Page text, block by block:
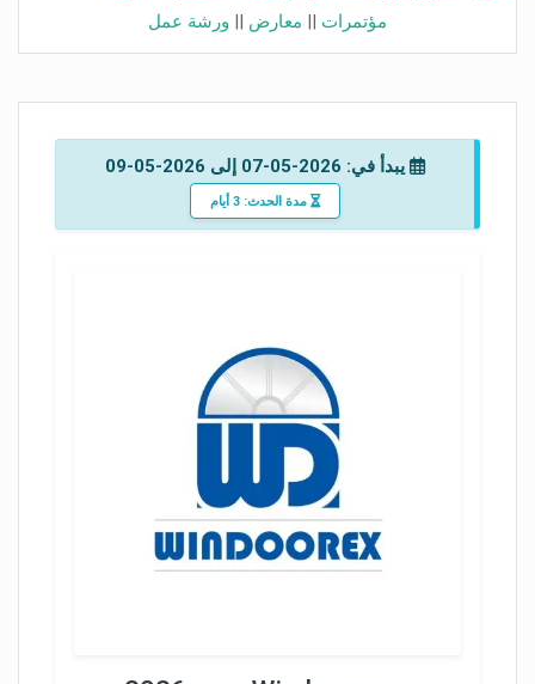
مؤتمرات || معارض || ورشة عمل
يبدأ في: 2026-05-07 إلى 2026-05-09
مدة الحدث: 3 أيام